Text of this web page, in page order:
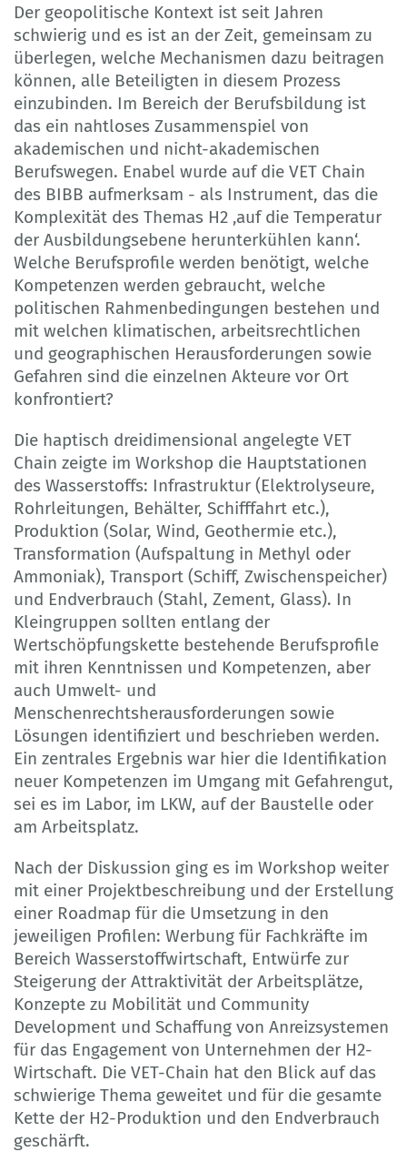
Der geopolitische Kontext ist seit Jahren
schwierig und es ist an der Zeit, gemeinsam zu
überlegen, welche Mechanismen dazu beitragen
können, alle Beteiligten in diesem Prozess
einzubinden. Im Bereich der Berufsbildung ist
das ein nahtloses Zusammenspiel von
akademischen und nicht-akademischen
Berufswegen. Enabel wurde auf die VET Chain
des BIBB aufmerksam - als Instrument, das die
Komplexität des Themas H2 ‚auf die Temperatur
der Ausbildungsebene herunterkühlen kann‘.
Welche Berufsprofile werden benötigt, welche
Kompetenzen werden gebraucht, welche
politischen Rahmenbedingungen bestehen und
mit welchen klimatischen, arbeitsrechtlichen
und geographischen Herausforderungen sowie
Gefahren sind die einzelnen Akteure vor Ort
konfrontiert?
Die haptisch dreidimensional angelegte VET
Chain zeigte im Workshop die Hauptstationen
des Wasserstoffs: Infrastruktur (Elektrolyseure,
Rohrleitungen, Behälter, Schifffahrt etc.),
Produktion (Solar, Wind, Geothermie etc.),
Transformation (Aufspaltung in Methyl oder
Ammoniak), Transport (Schiff, Zwischenspeicher)
und Endverbrauch (Stahl, Zement, Glass). In
Kleingruppen sollten entlang der
Wertschöpfungskette bestehende Berufsprofile
mit ihren Kenntnissen und Kompetenzen, aber
auch Umwelt- und
Menschenrechtsherausforderungen sowie
Lösungen identifiziert und beschrieben werden.
Ein zentrales Ergebnis war hier die Identifikation
neuer Kompetenzen im Umgang mit Gefahrengut,
sei es im Labor, im LKW, auf der Baustelle oder
am Arbeitsplatz.
Nach der Diskussion ging es im Workshop weiter
mit einer Projektbeschreibung und der Erstellung
einer Roadmap für die Umsetzung in den
jeweiligen Profilen: Werbung für Fachkräfte im
Bereich Wasserstoffwirtschaft, Entwürfe zur
Steigerung der Attraktivität der Arbeitsplätze,
Konzepte zu Mobilität und Community
Development und Schaffung von Anreizsystemen
für das Engagement von Unternehmen der H2-
Wirtschaft. Die VET-Chain hat den Blick auf das
schwierige Thema geweitet und für die gesamte
Kette der H2-Produktion und den Endverbrauch
geschärft.